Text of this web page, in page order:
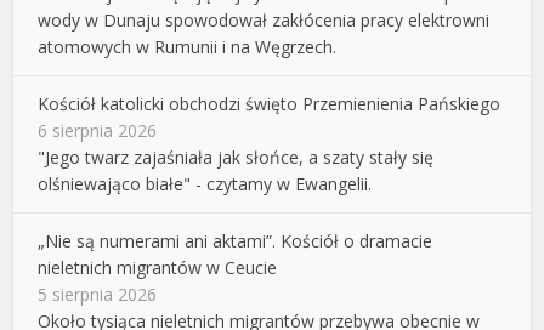
wody w Dunaju spowodował zakłócenia pracy elektrowni
atomowych w Rumunii i na Węgrzech.
Kościół katolicki obchodzi święto Przemienienia Pańskiego
6 sierpnia 2026
"Jego twarz zajaśniała jak słońce, a szaty stały się
olśniewająco białe" - czytamy w Ewangelii.
„Nie są numerami ani aktami”. Kościół o dramacie
nieletnich migrantów w Ceucie
5 sierpnia 2026
Około tysiąca nieletnich migrantów przebywa obecnie w